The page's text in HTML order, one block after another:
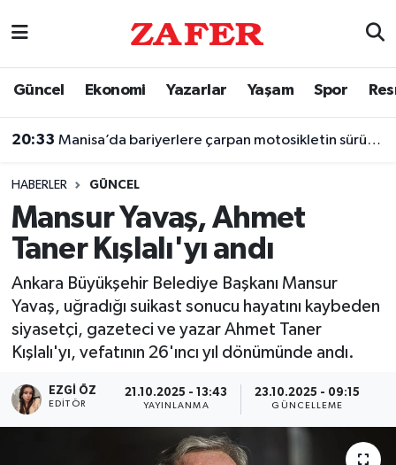
Güncel Ekonomi Yazarlar Yaşam Spor
20:33 Manisa’da bariyerlere çarpan motosikletin sürücüsü öldü
HABERLER GÜNCEL
Mansur Yavaş, Ahmet
Taner Kışlalı'yı andı
Ankara Büyükşehir Belediye Başkanı Mansur
Yavaş, uğradığı suikast sonucu hayatını kaybeden
siyasetçi, gazeteci ve yazar Ahmet Taner
Kışlalı'yı, vefatının 26'ıncı yıl dönümünde andı.
EZGI ÖZ
EDITÖR
21.10.2025 - 13:43
YAYINLANMA
23.10.2025 - 09:15
GÜNCELLEME
Nöbetçi Eczaneler
Trafik Durumu
Süper Lig Puan Durumu ve Fikstür
Tüm Manşetler
Son Dakika Haberleri
Haber Arşivi